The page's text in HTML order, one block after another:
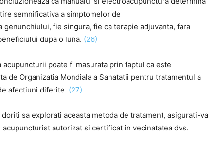
semnificativa a simptomelor de
genunchiului, fie singura, fie ca terapie adjuvanta, fara
dupa o luna. (26)
acupuncturii poate fi masurata prin faptul ca este
de Organizatia Mondiala a Sanatatii pentru tratamentul a
afectiuni diferite. (27)
sa explorati aceasta metoda de tratament, asigurati-va
acupuncturist autorizat si certificat in vecinatatea dvs.